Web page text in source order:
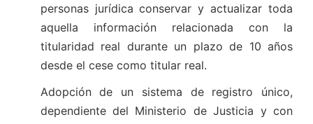
personas jurídica conservar y actualizar toda
aquella información relacionada con la
titularidad real durante un plazo de 10 años
desde el cese como titular real.
Adopción de un sistema de registro único,
dependiente del Ministerio de Justicia y con